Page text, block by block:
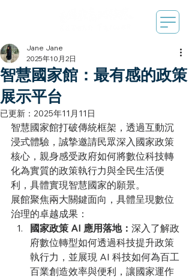
智慧國家館：最有感的政策
展示平台
Jane Jane
2025年10月2日
已更新： 2025年11月11日
智慧國家館打破傳統框架，透過互動沉
浸式體驗，誠摯邀請民眾深入國家政策
核心，親身感受政府如何將數位科技轉
化為實質的政策執行力與全民生活便
利，具體實現智慧國家的願景。
展館聚焦兩大關鍵面向，具體呈現數位
治理的卓越成果：
國家政策 AI 應用落地： 深入了解政
府數位轉型如何透過科技提升政策
執行力，並展現 AI 科技如何為百工
百業創造效率與便利，讓國家運作